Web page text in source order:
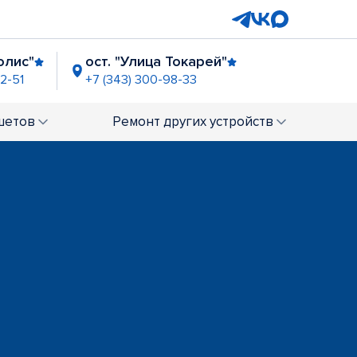
51
ост. "Улица Токарей"
+7 (343) 300-98-33
+7 (343) 289-04-21
"Глобус"
Ремонт других устройств